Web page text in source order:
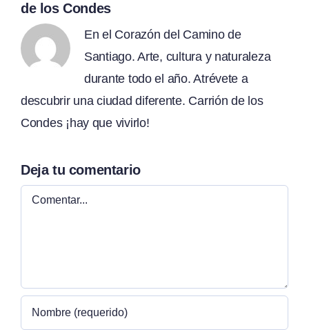
de los Condes
En el Corazón del Camino de
Santiago. Arte, cultura y naturaleza
durante todo el año. Atrévete a
descubrir una ciudad diferente. Carrión de los
Condes ¡hay que vivirlo!
Deja tu comentario
Comentar